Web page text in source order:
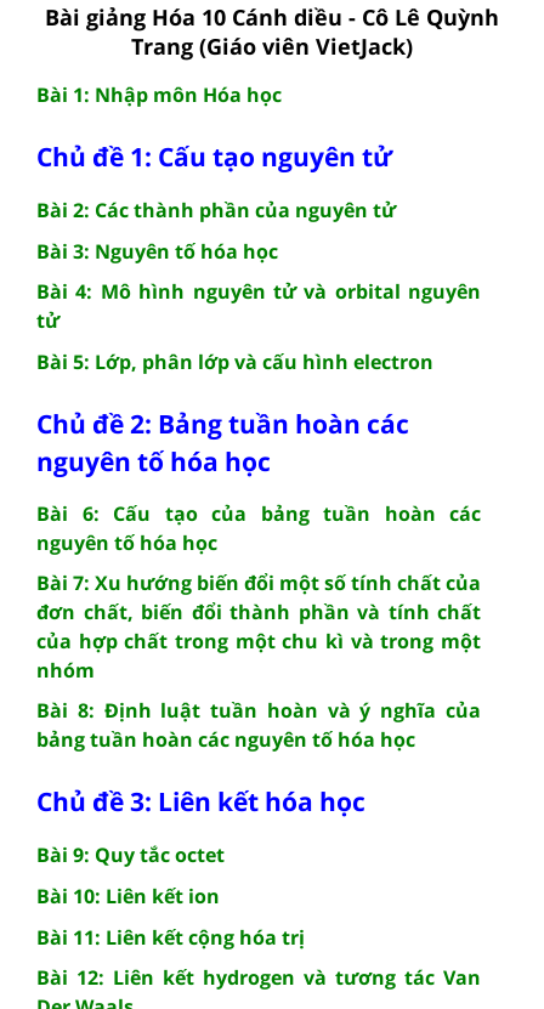
Bài giảng Hóa 10 Cánh diều - Cô Lê Quỳnh
Trang (Giáo viên VietJack)
Bài 1: Nhập môn Hóa học
Chủ đề 1: Cấu tạo nguyên tử
Bài 2: Các thành phần của nguyên tử
Bài 3: Nguyên tố hóa học
Bài 4: Mô hình nguyên tử và orbital nguyên
tử
Bài 5: Lớp, phân lớp và cấu hình electron
Chủ đề 2: Bảng tuần hoàn các
nguyên tố hóa học
Bài 6: Cấu tạo của bảng tuần hoàn các
nguyên tố hóa học
Bài 7: Xu hướng biến đổi một số tính chất của
đơn chất, biến đổi thành phần và tính chất
của hợp chất trong một chu kì và trong một
nhóm
Bài 8: Định luật tuần hoàn và ý nghĩa của
bảng tuần hoàn các nguyên tố hóa học
Chủ đề 3: Liên kết hóa học
Bài 9: Quy tắc octet
Bài 10: Liên kết ion
Bài 11: Liên kết cộng hóa trị
Bài 12: Liên kết hydrogen và tương tác Van